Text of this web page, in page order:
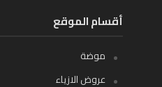
أقسام الموقع
موضة
عروض الازياء